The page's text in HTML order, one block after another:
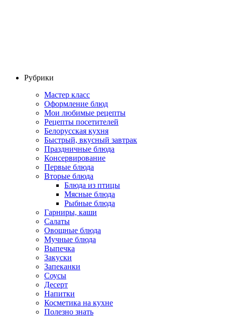
Рубрики
Мастер класс
Оформление блюд
Мои любимые рецепты
Рецепты посетителей
Белорусская кухня
Быстрый, вкусный завтрак
Праздничные блюда
Консервирование
Первые блюда
Вторые блюда
Блюда из птицы
Мясные блюда
Рыбные блюда
Гарниры, каши
Салаты
Овощные блюда
Мучные блюда
Выпечка
Закуски
Запеканки
Соусы
Десерт
Напитки
Косметика на кухне
Полезно знать